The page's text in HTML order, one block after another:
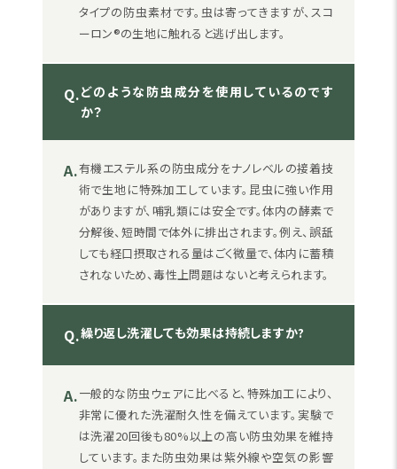
タイプの防虫素材です。虫は寄ってきますが、スコ
ーロン®の生地に触れると逃げ出します。
Q.どのような防虫成分を使用しているのです
か？
A.有機エステル系の防虫成分をナノレベルの接着技
術で生地に特殊加工しています。昆虫に強い作用
がありますが、哺乳類には安全です。体内の酵素で
分解後、短時間で体外に排出されます。例え、誤舐
しても経口摂取される量はごく微量で、体内に蓄積
されないため、毒性上問題はないと考えられます。
Q.繰り返し洗濯しても効果は持続しますか?
A.一般的な防虫ウェアに比べると、特殊加工により、
非常に優れた洗濯耐久性を備えています。実験で
は洗濯20回後も80%以上の高い防虫効果を維持
しています。また防虫効果は紫外線や空気の影響